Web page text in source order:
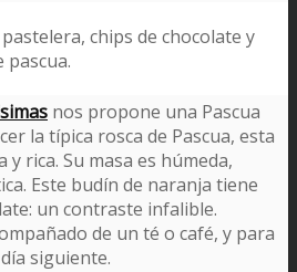
chips de chocolate y
pascua.
nos propone una Pascua
la típica rosca de Pascua, esta
y rica. Su masa es húmeda,
Este budín de naranja tiene
un contraste infalible.
de un té o café, y para
siguiente.